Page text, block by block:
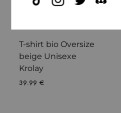
T-shirt bio Oversize
beige Unisexe
Krolay
39.99 €